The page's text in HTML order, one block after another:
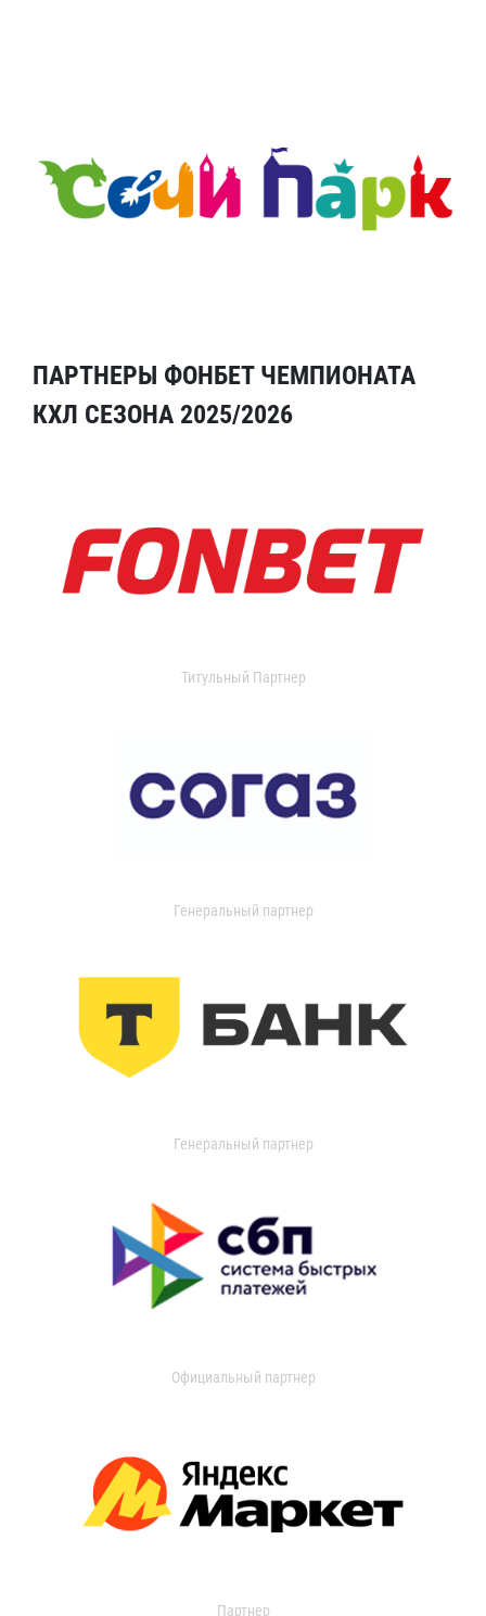
ПАРТНЕРЫ ФОНБЕТ ЧЕМПИОНАТА
КХЛ СЕЗОНА 2025/2026
Титульный Партнер
Генеральный партнер
Генеральный партнер
Официальный партнер
Партнер